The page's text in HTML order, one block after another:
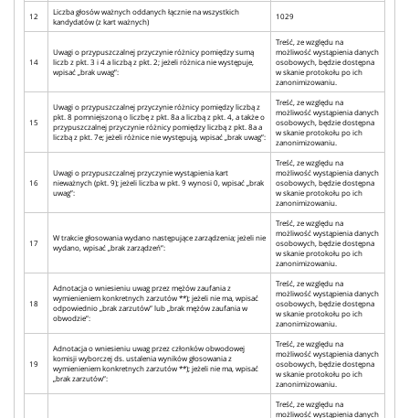
12
Liczba głosów ważnych oddanych łącznie na wszystkich
kandydatów (z kart ważnych)
1029
14
Uwagi o przypuszczalnej przyczynie różnicy pomiędzy sumą
liczb z pkt. 3 i 4 a liczbą z pkt. 2; jeżeli różnica nie występuje,
wpisać „brak uwag”:
Treść, ze względu na
możliwość wystąpienia danych
osobowych, będzie dostępna
w skanie protokołu po ich
zanonimizowaniu.
15
Uwagi o przypuszczalnej przyczynie różnicy pomiędzy liczbą z
pkt. 8 pomniejszoną o liczbę z pkt. 8a a liczbą z pkt. 4, a także o
przypuszczalnej przyczynie różnicy pomiędzy liczbą z pkt. 8a a
liczbą z pkt. 7e; jeżeli różnice nie występują, wpisać „brak uwag”:
Treść, ze względu na
możliwość wystąpienia danych
osobowych, będzie dostępna
w skanie protokołu po ich
zanonimizowaniu.
16
Uwagi o przypuszczalnej przyczynie wystąpienia kart
nieważnych (pkt. 9); jeżeli liczba w pkt. 9 wynosi 0, wpisać „brak
uwag”:
Treść, ze względu na
możliwość wystąpienia danych
osobowych, będzie dostępna
w skanie protokołu po ich
zanonimizowaniu.
17
W trakcie głosowania wydano następujące zarządzenia; jeżeli nie
wydano, wpisać „brak zarządzeń”:
Treść, ze względu na
możliwość wystąpienia danych
osobowych, będzie dostępna
w skanie protokołu po ich
zanonimizowaniu.
18
Adnotacja o wniesieniu uwag przez mężów zaufania z
wymienieniem konkretnych zarzutów **); jeżeli nie ma, wpisać
odpowiednio „brak zarzutów” lub „brak mężów zaufania w
obwodzie”:
Treść, ze względu na
możliwość wystąpienia danych
osobowych, będzie dostępna
w skanie protokołu po ich
zanonimizowaniu.
19
Adnotacja o wniesieniu uwag przez członków obwodowej
komisji wyborczej ds. ustalenia wyników głosowania z
wymienieniem konkretnych zarzutów **); jeżeli nie ma, wpisać
„brak zarzutów”:
Treść, ze względu na
możliwość wystąpienia danych
osobowych, będzie dostępna
w skanie protokołu po ich
zanonimizowaniu.
Treść, ze względu na
możliwość wystąpienia danych